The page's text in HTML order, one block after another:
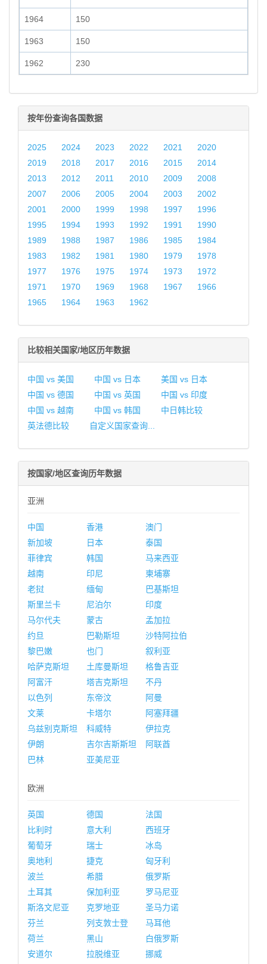
1964 150
1963 150
1962 230
按年份查询各国数据
2025 2024 2023 2022 2021
2020
2019
2018 2017 2016 2015
2014
2013
2012 2011 2010 2009
2008
2007
2006 2005 2004 2003
2002
2001
2000 1999 1998 1997
1996
1995
1994 1993 1992 1991
1990
1989
1988 1987 1986 1985
1984
1983
1982 1981 1980 1979
1978
1977
1976 1975 1974 1973
1972
1971
1970 1969 1968 1967
1966
1965
1964 1963 1962
比较相关国家/地区历年数据
中国 vs 美国 中国 vs 日本
美国 vs 日本
中国 vs 德国
中国 vs 英国
中国 vs 印度
中国 vs 越南
中国 vs 韩国
中日韩比较
英法德比较
自定义国家查询...
按国家/地区查询历年数据
亚洲
中国 香港
澳门
新加坡
日本
泰国
菲律宾
韩国
马来西亚
越南
印尼
柬埔寨
老挝
缅甸
巴基斯坦
斯里兰卡
尼泊尔
印度
马尔代夫
蒙古
孟加拉
约旦
巴勒斯坦
沙特阿拉伯
黎巴嫩
也门
叙利亚
哈萨克斯坦
土库曼斯坦
格鲁吉亚
阿富汗
塔吉克斯坦
不丹
以色列
东帝汶
阿曼
文莱
卡塔尔
阿塞拜疆
乌兹别克斯坦
科威特
伊拉克
伊朗
吉尔吉斯斯坦
阿联酋
巴林
亚美尼亚
欧洲
英国 德国
法国
比利时
意大利
西班牙
葡萄牙
瑞士
冰岛
奥地利
捷克
匈牙利
波兰
希腊
俄罗斯
土耳其
保加利亚
罗马尼亚
斯洛文尼亚
克罗地亚
圣马力诺
芬兰
列支敦士登
马耳他
荷兰
黑山
白俄罗斯
安道尔
拉脱维亚
挪威